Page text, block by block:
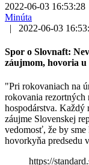
2022-06-03 16:53:28
Minúta
|
2022-06-03
Spor o Slovnaft:
záujmom, hovoria u
"Pri rokovaniach na
rokovania rezortných
hospodárstva.
záujme Slovenskej
vedomosť, že by
hovorkyňa predsedu
https://